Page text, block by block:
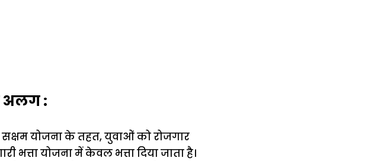
अलग :
सक्षम योजना के तहत, युवाओं को रोजगार
योजना में केवल भत्ता दिया जाता है।